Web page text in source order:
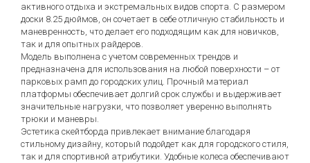
активного отдыха и экстремальных видов спорта. С размером
доски 8.25 дюймов, он сочетает в себе отличную стабильность и
маневренность, что делает его подходящим как для новичков,
так и для опытных райдеров.
Модель выполнена с учетом современных трендов и
предназначена для использования на любой поверхности – от
парковых рамп до городских улиц. Прочный материал
платформы обеспечивает долгий срок службы и выдерживает
значительные нагрузки, что позволяет уверенно выполнять
трюки и маневры.
Эстетика скейтборда привлекает внимание благодаря
стильному дизайну, который подойдет как для городского стиля,
так и для спортивной атрибутики. Удобные колеса обеспечивают